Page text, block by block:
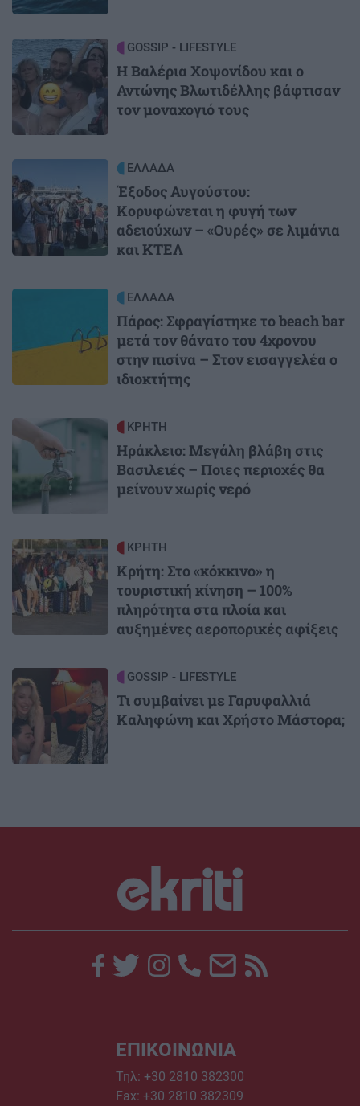
Image GOSSIP - LIFESTYLE
Η Βαλέρια Χοψονίδου και ο
Αντώνης Βλωτιδέλλης βάφτισαν
τον μοναχογιό τους
ΕΛΛΑΔΑ
Έξοδος Αυγούστου:
Κορυφώνεται η φυγή των
αδειούχων – «Ουρές» σε λιμάνια
και ΚΤΕΛ
ΕΛΛΑΔΑ
Πάρος: Σφραγίστηκε το beach bar
μετά τον θάνατο του 4χρονου
στην πισίνα – Στον εισαγγελέα ο
ιδιοκτήτης
Image ΚΡΗΤΗ
Ηράκλειο: Μεγάλη βλάβη στις
Βασιλειές – Ποιες περιοχές θα
μείνουν χωρίς νερό
Image ΚΡΗΤΗ
Κρήτη: Στο «κόκκινο» η
τουριστική κίνηση – 100%
πληρότητα στα πλοία και
αυξημένες αεροπορικές αφίξεις
Image GOSSIP - LIFESTYLE
Τι συμβαίνει με Γαρυφαλλιά
Καληφώνη και Χρήστο Μάστορα;
ΕΠΙΚΟΙΝΩΝΙΑ
Τηλ: +30 2810 382300
Fax: +30 2810 382309